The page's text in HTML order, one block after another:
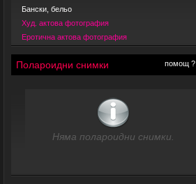
Бански, бельо
Худ. актова фотография
Еротична актова фотография
Полароидни снимки помощ ?
Няма полароидни снимки.